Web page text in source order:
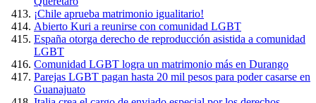
¡Chile aprueba matrimonio igualitario!
Abierto Kuri a reunirse con comunidad LGBT
España otorga derecho de reproducción asistida a comunidad
LGBT
Comunidad LGBT logra un matrimonio más en Durango
Parejas LGBT pagan hasta 20 mil pesos para poder casarse en
Guanajuato